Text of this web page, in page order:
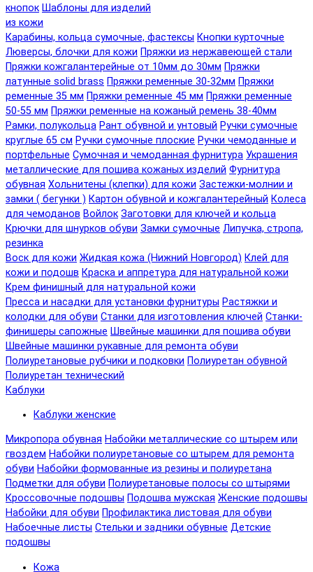
кнопок Шаблоны для изделий
из кожи
Карабины, кольца сумочные, фастексы Кнопки курточные
Люверсы, блочки для кожи Пряжки из нержавеющей стали
Пряжки кожгалантерейные от 10мм до 30мм Пряжки
латунные solid brass Пряжки ременные 30-32мм Пряжки
ременные 35 мм Пряжки ременные 45 мм Пряжки ременные
50-55 мм Пряжки ременные на кожаный ремень 38-40мм
Рамки, полукольца Рант обувной и унтовый Ручки сумочные
круглые 65 см Ручки сумочные плоские Ручки чемоданные и
портфельные Сумочная и чемоданная фурнитура Украшения
металлические для пошива кожаных изделий Фурнитура
обувная Хольнитены (клепки) для кожи Застежки-молнии и
замки ( бегунки ) Картон обувной и кожгалантерейный Колеса
для чемоданов Войлок Заготовки для ключей и кольца
Крючки для шнурков обуви Замки сумочные Липучка, стропа,
резинка
Воск для кожи Жидкая кожа (Нижний Новгород) Клей для
кожи и подошв Краска и аппретура для натуральной кожи
Крем финишный для натуральной кожи
Пресса и насадки для установки фурнитуры Растяжки и
колодки для обуви Станки для изготовления ключей Станки-
финишеры сапожные Швейные машинки для пошива обуви
Швейные машинки рукавные для ремонта обуви
Полиуретановые рубчики и подковки Полиуретан обувной
Полиуретан технический
Каблуки
Каблуки женские
Микропора обувная Набойки металлические со штырем или
гвоздем Набойки полиуретановые со штырем для ремонта
обуви Набойки формованные из резины и полиуретана
Подметки для обуви Полиуретановые полосы со штырями
Кроссовочные подошвы Подошва мужская Женские подошвы
Набойки для обуви Профилактика листовая для обуви
Набоечные листы Стельки и задники обувные Детские
подошвы
Кожа